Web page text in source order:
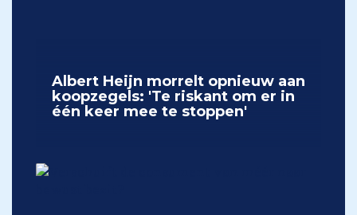
Albert Heijn morrelt opnieuw aan
koopzegels: 'Te riskant om er in
één keer mee te stoppen'